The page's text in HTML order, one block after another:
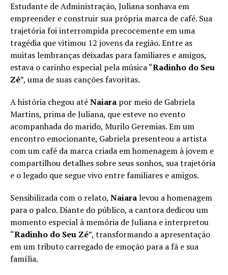
Estudante de Administração, Juliana sonhava em
empreender e construir sua própria marca de café. Sua
trajetória foi interrompida precocemente em uma
tragédia que vitimou 12 jovens da região. Entre as
muitas lembranças deixadas para familiares e amigos,
estava o carinho especial pela música “Radinho do Seu
Zé”, uma de suas canções favoritas.
A história chegou atéNaiara por meio de Gabriela
Martins, prima de Juliana, que esteve no evento
acompanhada do marido, Murilo Geremias. Em um
encontro emocionante, Gabriela presenteou a artista
com um café da marca criada em homenagem à jovem e
compartilhou detalhes sobre seus sonhos, sua trajetória
e o legado que segue vivo entre familiares e amigos.
Sensibilizada com o relato, Naiaralevou a homenagem
para o palco. Diante do público, a cantora dedicou um
momento especial à memória de Juliana e interpretou
“Radinho do Seu Zé”, transformando a apresentação
em um tributo carregado de emoção para a fã e sua
família.